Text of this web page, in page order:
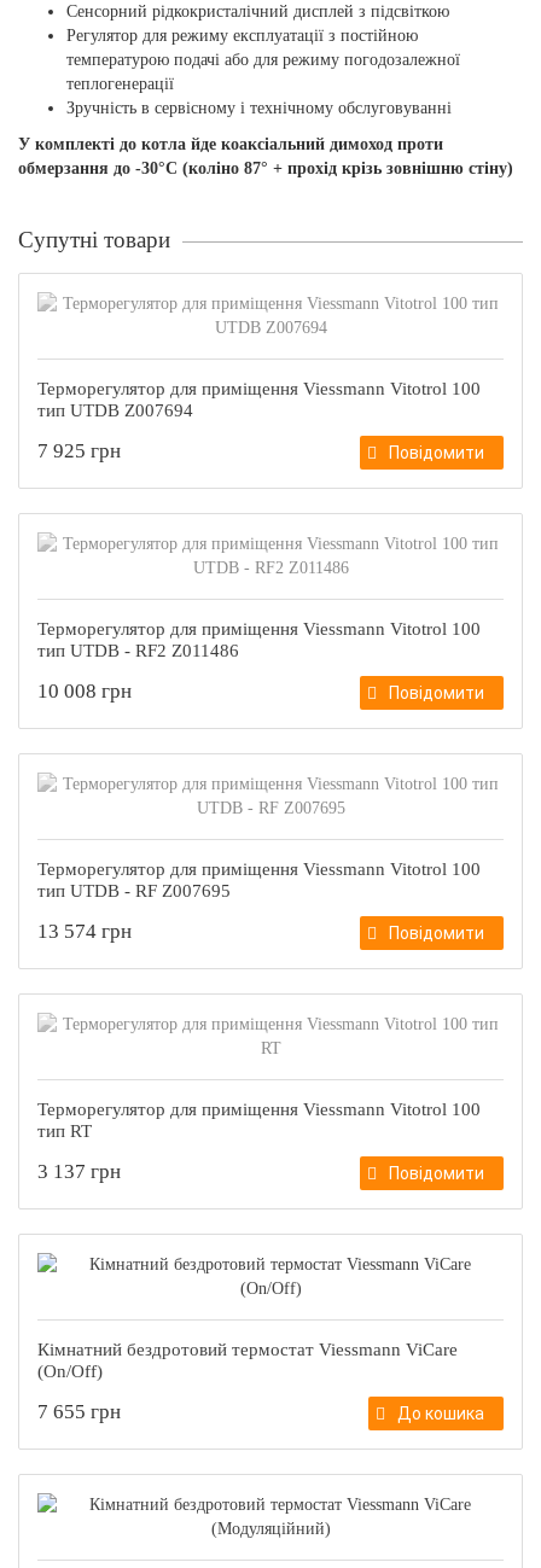
Сенсорний рідкокристалічний дисплей з підсвіткою
Регулятор для режиму експлуатації з постійною
температурою подачі або для режиму погодозалежної
теплогенерації
Зручність в сервісному і технічному обслуговуванні
У комплекті до котла йде коаксіальний димоход проти
обмерзання до -30°С (коліно 87° + прохід крізь зовнішню стіну)
Супутні товари
Терморегулятор для приміщення Viessmann Vitotrol 100
тип UTDB Z007694
7 925 грн Повідомити
Терморегулятор для приміщення Viessmann Vitotrol 100
тип UTDB - RF2 Z011486
10 008 грн Повідомити
Терморегулятор для приміщення Viessmann Vitotrol 100
тип UTDB - RF Z007695
13 574 грн Повідомити
Терморегулятор для приміщення Viessmann Vitotrol 100
тип RT
3 137 грн Повідомити
Кімнатний бездротовий термостат Viessmann ViCare
(On/Off)
7 655 грн До кошика